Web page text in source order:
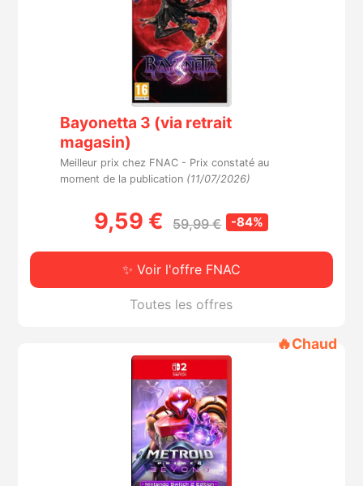
Bayonetta 3 (via retrait
magasin)
Meilleur prix chez FNAC - Prix constaté au
moment de la publication (11/07/2026)
9,59 € 59,99 € -84%
✨ Voir l'offre FNAC
Toutes les offres
🔥Chaud